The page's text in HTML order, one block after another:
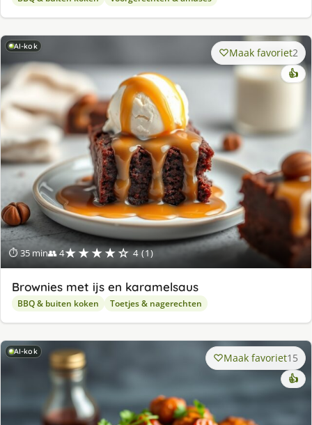
AI-kok
⏱ 35 min👥 4★★★★☆ 4 (1)
Maak favoriet2
👍
Brownies met ijs en karamelsaus
BBQ & buiten koken Toetjes & nagerechten
AI-kok Maak favoriet15
👍